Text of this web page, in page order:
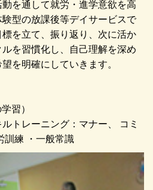
を通して就労・進学意欲を高
型の放課後等デイサービスで
を立て、振り返り、次に活か
を習慣化し、自己理解を深め
を明確にしていきます。
習）
トレーニング：マナー、 コミ
訓練 ・一般常識